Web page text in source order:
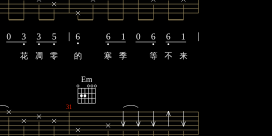
0 3 3 5
花 凋 零
6 6 1 0 6 6 1
的 寒 季 等 不 来
31
Em